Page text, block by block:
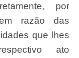
por
razão das
que lhes
ato